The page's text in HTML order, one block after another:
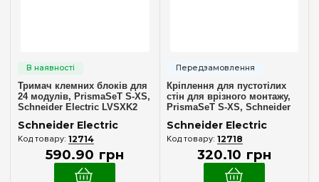
Тримач клемних блоків для
24 модулів, PrismaSeT S-XS,
Schneider Electric LVSXK2
Schneider Electric
12714
590.90 грн
Кріплення для пустотілих
стін для врізного монтажу,
PrismaSeT S-XS, Schneider
Electric LVSXX5
Schneider Electric
12718
320.10 грн